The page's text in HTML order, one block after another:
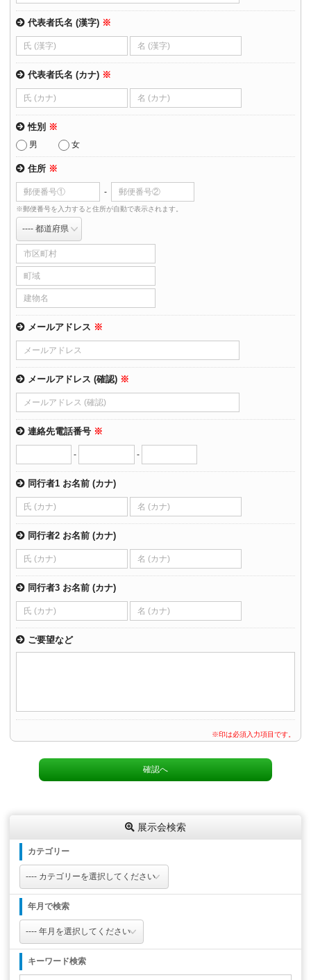
代表者氏名 (漢字) ※
代表者氏名 (カナ) ※
性別 ※
男 女
住所 ※
-
※郵便番号を入力すると住所が自動で表示されます。
メールアドレス ※
メールアドレス (確認) ※
連絡先電話番号 ※
- -
同行者1 お名前 (カナ)
同行者2 お名前 (カナ)
同行者3 お名前 (カナ)
ご要望など
※印は必須入力項目です。
展示会検索
カテゴリー
年月で検索
キーワード検索